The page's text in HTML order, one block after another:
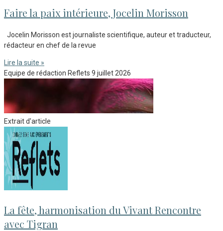
Faire la paix intérieure, Jocelin Morisson
Jocelin Morisson est journaliste scientifique, auteur et traducteur,
rédacteur en chef de la revue
Lire la suite »
Equipe de rédaction Reflets 9 juillet 2026
Extrait d'article
La fête, harmonisation du Vivant Rencontre
avec Tigran